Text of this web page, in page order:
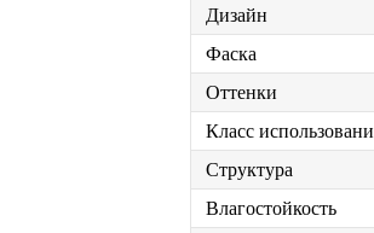
Дизайн
Фаска
Оттенки
Класс
Структура
Влагостойкость